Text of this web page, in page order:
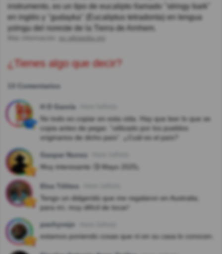
instrumento, es un tipo de eucalipto llamado "stringy bark"
en inglés y "gudayka" (Eucaliptus tetradonta) en lengua
yolngu del noreste de la Tierra de Arnhem.
¿Tienes algo que decir?
13 Comentarios
H D García
No todo es copiar en esta vida. Hay que leer lo que se
copia antes de pegar. "utilizado por los pueblos
originarios de dicho país". ¿Cuál es el país?
Gaspar Nunez
Muy interesante 🧐 Mayo 2025¡
Elsa Télites
Tengo un didgeridú que me regalaron en Australia;
para mí, muy difícil de tocar!
pachyvejo
estamos poniendo cosas que ni en su casa lo conocen.